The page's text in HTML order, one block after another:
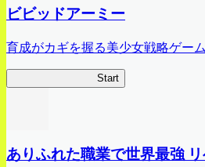
ビビッドアーミー
育成がカギを握る美少女戦略ゲーム
Start
ありふれた職業で世界最強